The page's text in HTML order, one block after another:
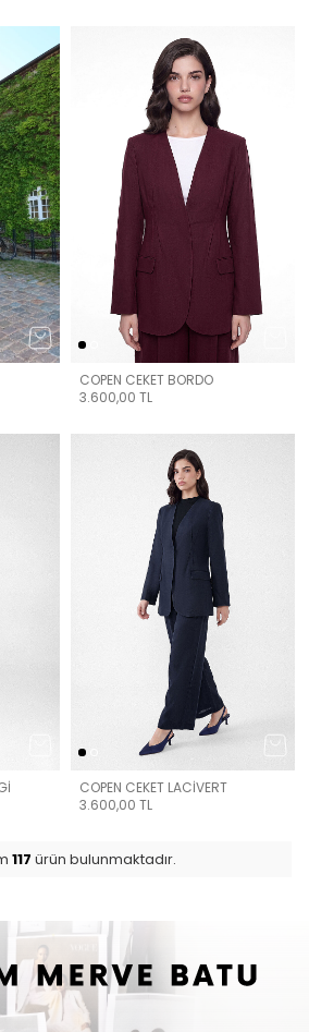
COPEN CEKET BORDO
3.600,00 TL
COPEN CEKET LACİVERT
3.600,00 TL
117 ürün bulunmaktadır.